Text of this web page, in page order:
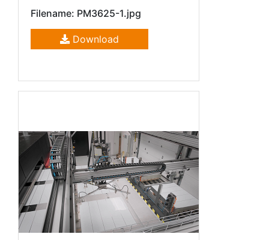
Filename: PM3625-1.jpg
Download